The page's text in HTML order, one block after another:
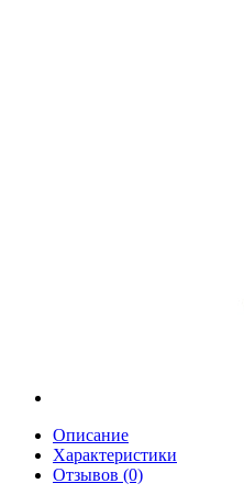
Описание
Характеристики
Отзывов (0)